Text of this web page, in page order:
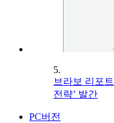
5.
브라보 리포
전략’ 발간
PC버전